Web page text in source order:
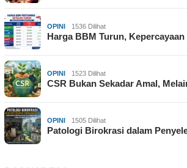
OPINI 1536 Dilihat
Harga BBM Turun,
OPINI 1523 Dilihat
CSR Bukan Sekadar Amal,
OPINI 1505 Dilihat
Patologi Birokrasi dalam